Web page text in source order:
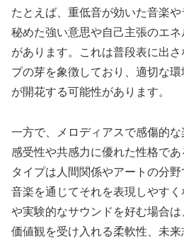
たとえば、重低音が効いた音楽
秘めた強い意思や自己主張のエ
があります。これは普段表に出
プの芽を象徴しており、適切な
が開花する可能性があります。
一方で、メロディアスで感傷的
感受性や共感力に優れた性格で
タイプは人間関係やアートの分野
音楽を通じてそれを表現しやす
や実験的なサウンドを好む場合
価値観を受け入れる柔軟性、未